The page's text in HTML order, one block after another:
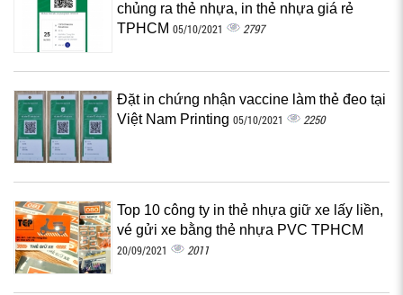
chủng ra thẻ nhựa, in thẻ nhựa giá rẻ
TPHCM 05/10/2021 2797
Đặt in chứng nhận vaccine làm thẻ đeo tại
Việt Nam Printing 05/10/2021 2250
Top 10 công ty in thẻ nhựa giữ xe lấy liền,
vé gửi xe bằng thẻ nhựa PVC TPHCM
20/09/2021 2011